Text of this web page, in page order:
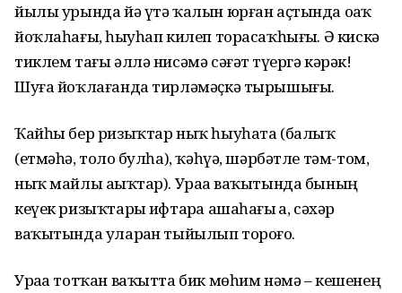
йылы урында йә үтә ҡалын юрған аҫтында оҙаҡ
йоҡлаһағыҙ, һыуһап килеп торасаҡһығыҙ. Ә кискә
тиклем тағы әллә нисәмә сәғәт түҙергә кәрәк!
Шуға йоҡлағанда тирләмәҫкә тырышығыҙ.
Ҡайһы бер ризыҡтар ныҡ һыуһата (балыҡ
(етмәһә, тоҙло булһа), ҡәһүә, шәрбәтле тәм-том,
ныҡ майлы аҙыҡтар). Ураҙа ваҡытында бының
кеүек ризыҡтарҙы ифтарҙа ашаһағыҙ ҙа, сәхәр
ваҡытында уларҙан тыйылып тороғоҙ.
Ураҙа тотҡан ваҡытта бик мөһим нәмә – кешенең